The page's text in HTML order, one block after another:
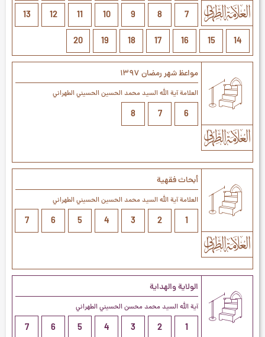
7
8
9
10
11
12
13
14
15
16
17
18
19
20
مواعظ شهر رمضان ۱۳٩۷
العلامة آیة الله السيد محمد الحسين الحسيني الطهراني
6
7
8
أبحاث فقهية
العلامة آیة الله السيد محمد الحسين الحسيني الطهراني
1
2
3
4
5
6
7
الولاية والهداية
آية الله السيد محمد محسن الحسيني الطهراني
1
2
3
4
5
6
7